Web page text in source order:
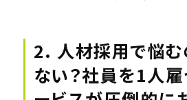
2. 人材採用で悩む
ない？社員を1人